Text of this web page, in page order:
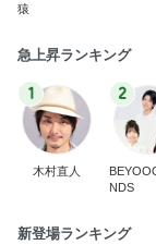
猿
急上昇ランキング
1
木村直人
2
NDS
新登場ランキング